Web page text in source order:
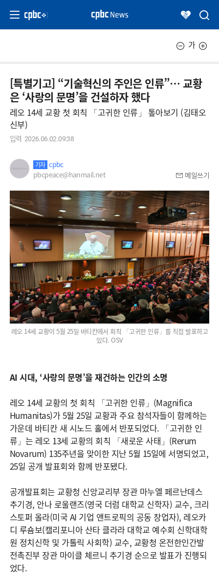
가
[특별기고] “기술혁신의 주인은 인류”… 교황
은 ‘사랑의 문명’을 건설하자 했다
레오 14세 교황 첫 회칙 「고귀한 인류」 톺아보기 (김태오
신부)
입력 2026.06.02.09:38
기자 cpbc
pbcpeace@hanmail.net
메일쓰기
레오 14세 교황이 5월 25일 바티칸에서 회칙 「고귀한 인류」를 직접 발표하고
있다. OSV
AI 시대, ‘사랑의 문명’을 재건하는 인간의 소명
레오 14세 교황의 첫 회칙 「고귀한 인류」(Magnifica
Humanitas)가 5월 25일 교황과 주요 참석자들이 함께하는
가운데 바티칸 새 시노드 홀에서 반포되었다. 「고귀한 인
류」는 레오 13세 교황의 회칙 「새로운 사태」(Rerum
Novarum) 135주년을 맞이한 지난 5월 15일에 서명되었고,
25일 공개 발표회와 함께 반포됐다.
공개발표회는 교황청 신앙교리부 장관 마누엘 페르난데스
추기경, 안나 로울랜즈(영국 더럼 대학교 신학자) 교수, 크리
스토퍼 올라(미국 AI 기업 앤트로픽의 공동 창업자), 레오카
디 루숌보(캘리포니아 산타 클라라 대학교 예수회 신학대학
원 정치신학 및 가톨릭 사회학) 교수, 교황청 온전한인간발
전촉진부 장관 마이클 체르니 추기경 순으로 발표가 진행되
었다.